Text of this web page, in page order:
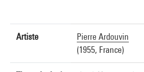
Artiste
Pierre Ardouvin
(1955, France)